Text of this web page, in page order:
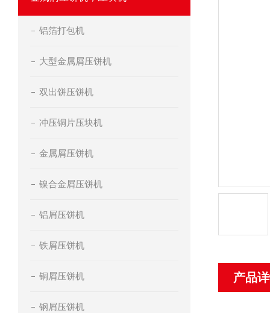
铝箔打包机
大型金属屑压饼机
双出饼压饼机
冲压铜片压块机
金属屑压饼机
镍合金屑压饼机
铝屑压饼机
铁屑压饼机
铜屑压饼机
钢屑压饼机
产品